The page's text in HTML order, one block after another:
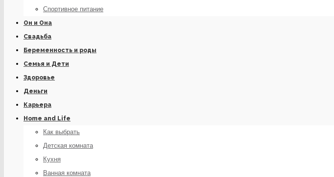
Спортивное питание
Он и Она
Свадьба
Беременность и роды
Семья и Дети
Здоровье
Деньги
Карьера
Home and Life
Как выбрать
Детская комната
Кухня
Ванная комната